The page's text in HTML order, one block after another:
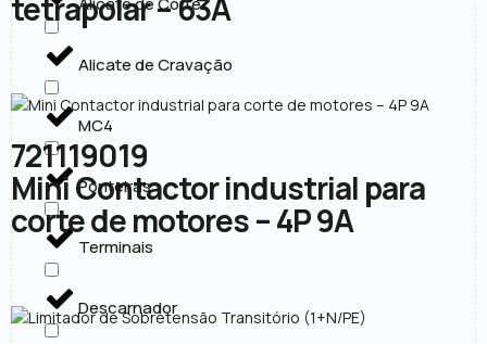
Alicate de Cravação
MC4
Ponteiras
Terminais
Descarnador
721119019
Mini Contactor industrial para
corte de motores – 4P 9A